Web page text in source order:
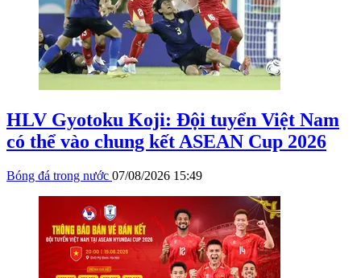
HLV Gyotoku Koji: Đội tuyển Việt Nam
có thể vào chung kết ASEAN Cup 2026
Bóng đá trong nước 07/08/2026 15:49